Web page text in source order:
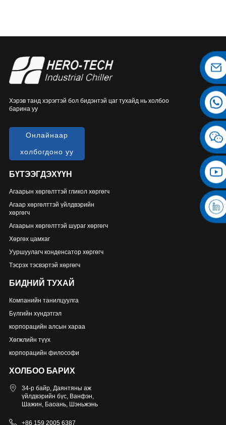
Хэрэв танд хэрэгтэй бол бидэнтэй цаг тухайд нь холбоо
барина уу
Онлайнаар
холбогдоно уу
БҮТЭЭГДЭХҮҮН
Агаарын хөргөлттэй гликол хөргөгч
Агаар хөргөлттэй үйлдвэрийн
хөргөгч
Агаарын хөргөлттэй шураг хөргөгч
Хөргөх цамхаг
Ууршуулагч конденсатор хөргөгч
Тэсрэх тэсвэртэй хөргөгч
БИДНИЙ ТУХАЙ
Компанийн танилцуулга
Бүлгийн хүндэтгэл
корпорацийн алсын хараа
Хөгжлийн түүх
корпорацийн философи
ХОЛБОО БАРИХ
34-р байр, Даянтяны аж
үйлдвэрийн бүс, Ванфэн,
Шажин, Баоань, Шэньжэнь
+86 159 2005 6387